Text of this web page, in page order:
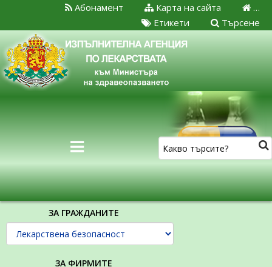
…
Карта на сайта
Абонамент
Търсене
Етикети
ЗА ГРАЖДАНИТЕ
ЗА ФИРМИТЕ